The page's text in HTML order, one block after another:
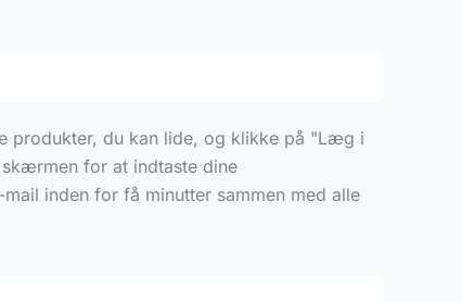
produkter, du kan lide, og klikke på "Læg i
for at indtaste dine
inden for få minutter sammen med alle